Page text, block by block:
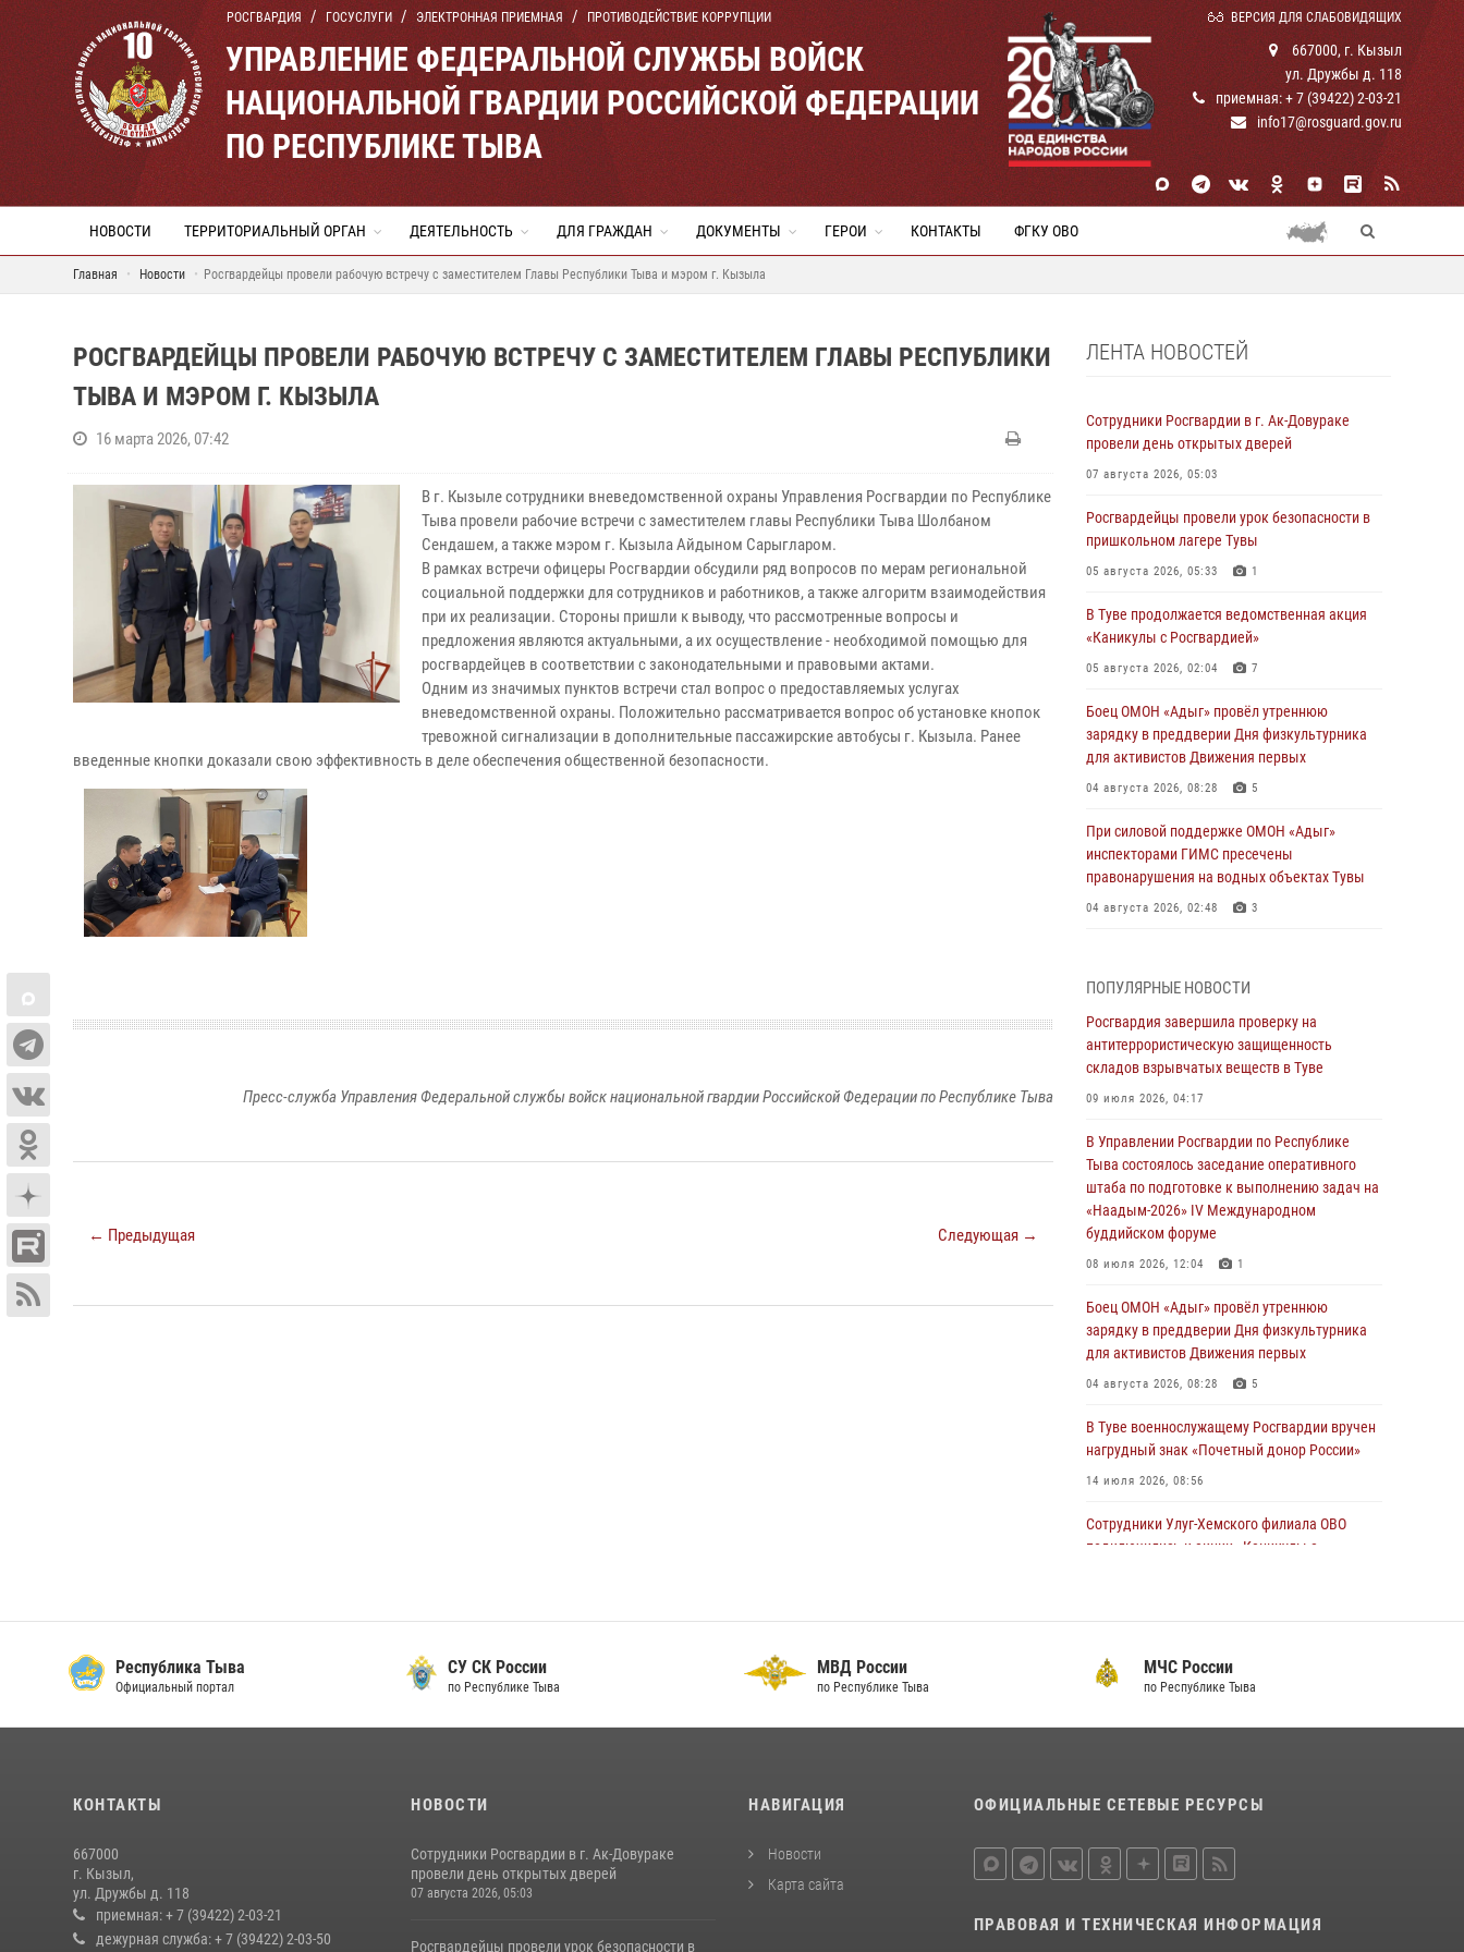
РОСГВАРДИЯ ГОСУСЛУГИ ЭЛЕКТРОННАЯ ПРИЕМНАЯ ПРОТИВОДЕЙСТВИЕ КОРРУПЦИИ ВЕРСИЯ ДЛЯ СЛАБОВИДЯЩИХ
УПРАВЛЕНИЕ ФЕДЕРАЛЬНОЙ СЛУЖБЫ ВОЙСК
НАЦИОНАЛЬНОЙ ГВАРДИИ РОССИЙСКОЙ ФЕДЕРАЦИИ
ПО РЕСПУБЛИКЕ ТЫВА
667000, г. Кызыл
ул. Дружбы д. 118
приемная: + 7 (39422) 2-03-21
info17@rosguard.gov.ru
НОВОСТИ ТЕРРИТОРИАЛЬНЫЙ ОРГАН ДЕЯТЕЛЬНОСТЬ ДЛЯ ГРАЖДАН ДОКУМЕНТЫ ГЕРОИ КОНТАКТЫ ФГКУ ОВО
Главная Новости Росгвардейцы провели рабочую встречу с заместителем Главы Республики Тыва и мэром г. Кызыла
РОСГВАРДЕЙЦЫ ПРОВЕЛИ РАБОЧУЮ ВСТРЕЧУ С ЗАМЕСТИТЕЛЕМ ГЛАВЫ РЕСПУБЛИКИ
ТЫВА И МЭРОМ Г. КЫЗЫЛА
16 марта 2026, 07:42
В г. Кызыле сотрудники вневедомственной охраны Управления Росгвардии по Республике
Тыва провели рабочие встречи с заместителем главы Республики Тыва Шолбаном
Сендашем, а также мэром г. Кызыла Айдыном Сарыгларом.
В рамках встречи офицеры Росгвардии обсудили ряд вопросов по мерам региональной
социальной поддержки для сотрудников и работников, а также алгоритм взаимодействия
при их реализации. Стороны пришли к выводу, что рассмотренные вопросы и
предложения являются актуальными, а их осуществление - необходимой помощью для
росгвардейцев в соответствии с законодательными и правовыми актами.
Одним из значимых пунктов встречи стал вопрос о предоставляемых услугах
вневедомственной охраны. Положительно рассматривается вопрос об установке кнопок
тревожной сигнализации в дополнительные пассажирские автобусы г. Кызыла. Ранее
введенные кнопки доказали свою эффективность в деле обеспечения общественной безопасности.
Пресс-служба Управления Федеральной службы войск национальной гвардии Российской Федерации по Республике Тыва
← Предыдущая Следующая →
ЛЕНТА НОВОСТЕЙ
Сотрудники Росгвардии в г. Ак-Довураке
провели день открытых дверей
07 августа 2026, 05:03
Росгвардейцы провели урок безопасности в
пришкольном лагере Тувы
05 августа 2026, 05:33 1
В Туве продолжается ведомственная акция
«Каникулы с Росгвардией»
05 августа 2026, 02:04 7
Боец ОМОН «Адыг» провёл утреннюю
зарядку в преддверии Дня физкультурника
для активистов Движения первых
04 августа 2026, 08:28 5
При силовой поддержке ОМОН «Адыг»
инспекторами ГИМС пресечены
правонарушения на водных объектах Тувы
04 августа 2026, 02:48 3
из труднодоступного места
03 августа 2026, 07:25
Росгвардия проверила организацию отдыха
детей в детских лагерях Тувы
Сотрудники вневедомственной охраны
приняли участие в акции «Каникулы с
Росгвардией» в Туве
29 июля 2026, 09:41
отработали экипажи задержаний Росгвардии
в Туве с начала года
29 июля 2026, 08:37
юбилейного личного забега
28 июля 2026, 07:48
ПОПУЛЯРНЫЕ НОВОСТИ
Росгвардия завершила проверку на
антитеррористическую защищенность
складов взрывчатых веществ в Туве
09 июля 2026, 04:17
В Управлении Росгвардии по Республике
Тыва состоялось заседание оперативного
штаба по подготовке к выполнению задач на
«Наадым-2026» IV Международном
буддийском форуме
08 июля 2026, 12:04 1
Боец ОМОН «Адыг» провёл утреннюю
зарядку в преддверии Дня физкультурника
для активистов Движения первых
04 августа 2026, 08:28 5
В Туве военнослужащему Росгвардии вручен
нагрудный знак «Почетный донор России»
14 июля 2026, 08:56
Сотрудники Улуг-Хемского филиала ОВО
подключились к акции «Каникулы с
разъяснил телезрителям особенности
использования тувинского национального
и призерами Чемпионата по лёгкой атлетике
23 июля 2026, 09:24
провела профилактические мероприятия на
Республика Тыва
Официальный портал
СУ СК России
по Республике Тыва
МВД России
по Республике Тыва
МЧС России
по Республике Тыва
КОНТАКТЫ
667000
г. Кызыл,
ул. Дружбы д. 118
приемная: + 7 (39422) 2-03-21
дежурная служба: + 7 (39422) 2-03-50
НОВОСТИ
Сотрудники Росгвардии в г. Ак-Довураке
провели день открытых дверей
07 августа 2026, 05:03
Росгвардейцы провели урок безопасности в
НАВИГАЦИЯ
Новости
Карта сайта
ОФИЦИАЛЬНЫЕ СЕТЕВЫЕ РЕСУРСЫ
ПРАВОВАЯ И ТЕХНИЧЕСКАЯ ИНФОРМАЦИЯ